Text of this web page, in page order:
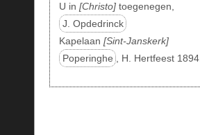
U in Christo toegenegen,
J. Opdedrinck
Kapelaan Sint-Janskerk
Poperinghe
, H. Hertfeest 1894.